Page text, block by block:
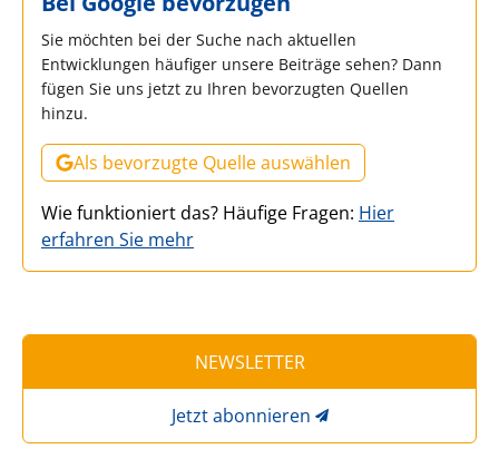
Sie möchten bei der Suche nach aktuellen
Entwicklungen häufiger unsere Beiträge sehen? Dann
fügen Sie uns jetzt zu Ihren bevorzugten Quellen
hinzu.
Als bevorzugte Quelle auswählen
Wie funktioniert das? Häufige Fragen: Hier
erfahren Sie mehr
NEWSLETTER
Jetzt abonnieren